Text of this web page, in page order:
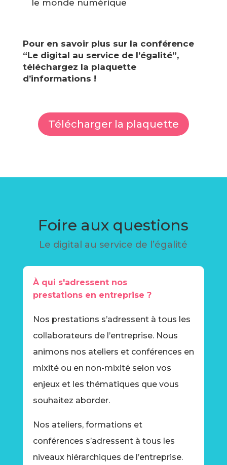
le monde numérique
Pour en savoir plus sur la conférence
“Le digital au service de l’égalité”,
téléchargez la plaquette
d’informations !
Télécharger la plaquette
Foire aux questions
Le digital au service de l’égalité
À qui s'adressent nos
prestations en entreprise ?
Nos prestations s’adressent à tous les
collaborateurs de l’entreprise. Nous
animons nos ateliers et conférences en
mixité ou en non-mixité selon vos
enjeux et les thématiques que vous
souhaitez aborder.
Nos ateliers, formations et
conférences s’adressent à tous les
niveaux hiérarchiques de l’entreprise.